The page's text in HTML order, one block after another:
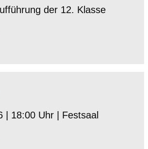
der 12. Klasse
| 18:00 Uhr | Festsaal